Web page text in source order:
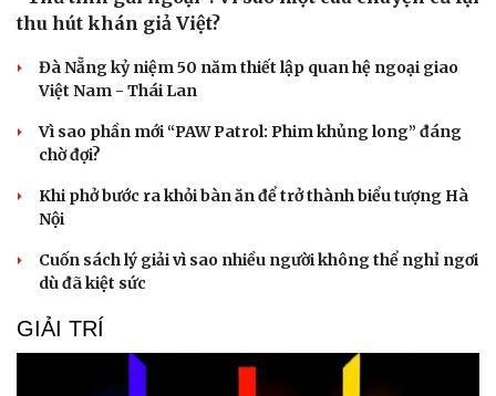
Tư vấn
Đọc truyện đêm khuya
thu hút khán giả Việt?
Đà Nẵng kỷ niệm 50 năm thiết lập quan hệ ngoại giao
Việt Nam - Thái Lan
Vì sao phần mới “PAW Patrol: Phim khủng long” đáng
chờ đợi?
Khi phở bước ra khỏi bàn ăn để trở thành biểu tượng Hà
Nội
Cuốn sách lý giải vì sao nhiều người không thể nghỉ ngơi
dù đã kiệt sức
GIẢI TRÍ